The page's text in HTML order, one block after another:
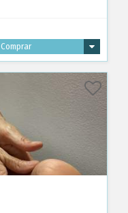
Comprar